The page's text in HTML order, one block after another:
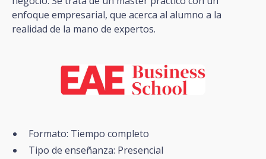
enfoque empresarial, que acerca al alumno a la
realidad de la mano de expertos.
Formato: Tiempo completo
Tipo de enseñanza: Presencial